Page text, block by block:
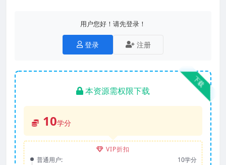
用户您好！请先登录！
登录 注册
下载
本资源需权限下载
10学分
VIP折扣
普通用户:
10学分